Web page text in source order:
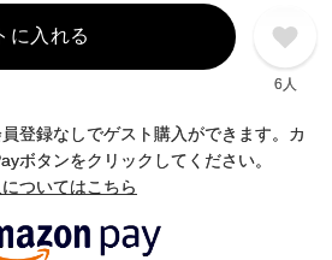
に入れる
6人
登録なしでゲスト購入ができます。カ
ボタンをクリックしてください。
ついてはこちら